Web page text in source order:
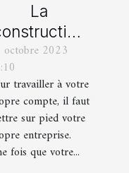
La
identité
:
faut-il en
savoir ?
octobre 2023
travailler à votre
compte, il faut
sur pied votre
entreprise.
fois que votre...